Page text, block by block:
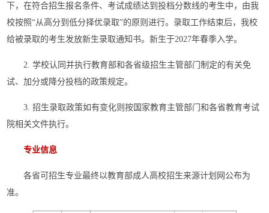
下，在符合招生报名条件、考试成绩达到投档分数线的考生中，由我
校按照“从高分到低分择优录取”的原则进行。录取工作结束后，我校
给被录取的考生发放新生录取通知书。新生于2027年春季入学。
2. 学校认同并执行教育部和各省级招生主管部门制定的有关免
试、加分或降分投档的政策规定。
3. 招生录取政策如有变化则按国家教育主管部门和各省教育考试
院相关文件执行。
专业信息
各省可招生专业最终以教育部成人高校招生来源计划网公布为
准。